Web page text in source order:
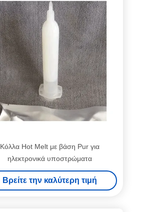
Κόλλα Hot Melt με βάση Pur για
ηλεκτρονικά υποστρώματα
Βρείτε την καλύτερη τιμή